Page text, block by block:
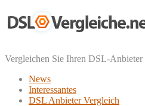
Vergleichen Sie Ihren DSL-Anbieter
News
Interessantes
DSL Anbieter Vergleich